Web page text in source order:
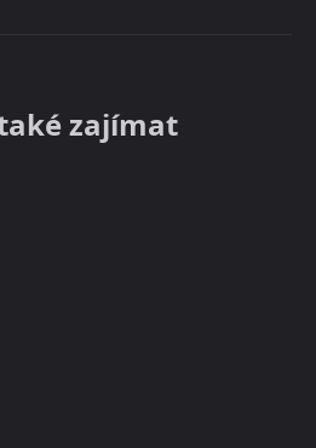
zajímat